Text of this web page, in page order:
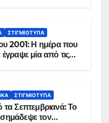
ΣΤΙΓΜΙΌΤΥΠΑ
2001: Η ημέρα που
μία από τις
ΣΤΙΓΜΙΌΤΥΠΑ
Σεπτεμβριανά: Το
τον